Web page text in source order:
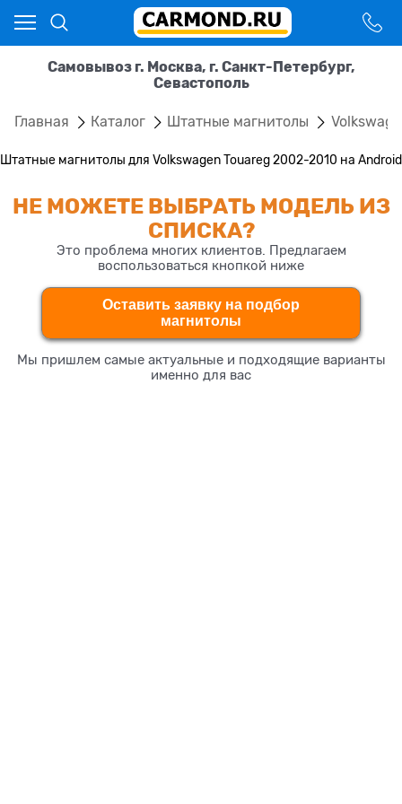
Самовывоз г. Москва, г. Санкт-Петербург,
Севастополь
Главная Каталог Штатные магнитолы
Штатные магнитолы для Volkswagen Touareg 2002-2010 на Android
НЕ МОЖЕТЕ ВЫБРАТЬ МОДЕЛЬ ИЗ
СПИСКА?
Это проблема многих клиентов. Предлагаем
воспользоваться кнопкой ниже
Оставить заявку на подбор
магнитолы
Мы пришлем самые актуальные и подходящие варианты
именно для вас